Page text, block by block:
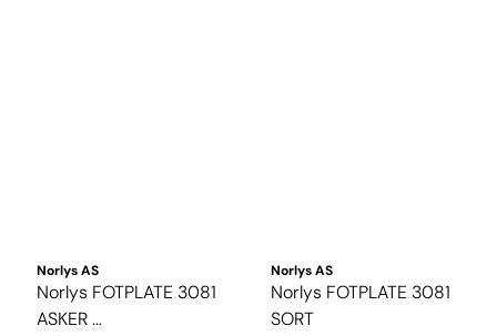
Norlys AS
Norlys FOTPLATE 3081
ASKER ...
Norlys AS
Norlys FOTPLATE 3081
SORT